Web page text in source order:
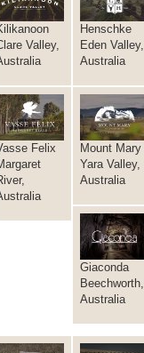
Valley,
Henschke
Eden Valley,
Australia
Felix
Mount Mary
Yara Valley,
Australia
Giaconda
Beechworth,
Australia